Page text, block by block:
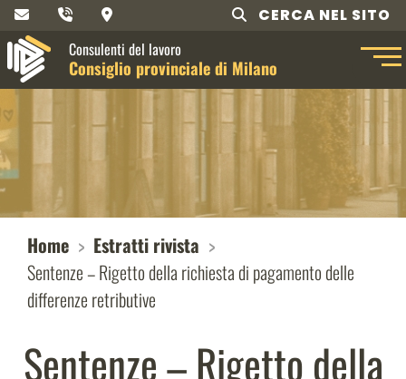
CERCA NEL SITO
Consulenti del lavoro
Consiglio provinciale di Milano
Home
Estratti rivista
Sentenze – Rigetto della richiesta di pagamento delle
differenze retributive
Sentenze – Rigetto della